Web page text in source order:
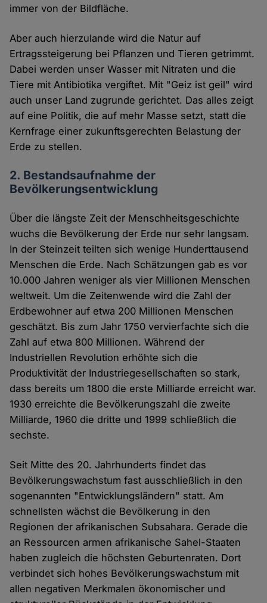
immer von der Bildfläche.
Aber auch hierzulande wird die Natur auf
Ertragssteigerung bei Pflanzen und Tieren getrimmt.
Dabei werden unser Wasser mit Nitraten und die
Tiere mit Antibiotika vergiftet. Mit "Geiz ist geil" wird
auch unser Land zugrunde gerichtet. Das alles zeigt
auf eine Politik, die auf mehr Masse setzt, statt die
Kernfrage einer zukunftsgerechten Belastung der
Erde zu stellen.
2. Bestandsaufnahme der
Bevölkerungsentwicklung
Über die längste Zeit der Menschheitsgeschichte
wuchs die Bevölkerung der Erde nur sehr langsam.
In der Steinzeit teilten sich wenige Hunderttausend
Menschen die Erde. Nach Schätzungen gab es vor
10.000 Jahren weniger als vier Millionen Menschen
weltweit. Um die Zeitenwende wird die Zahl der
Erdbewohner auf etwa 200 Millionen Menschen
geschätzt. Bis zum Jahr 1750 vervierfachte sich die
Zahl auf etwa 800 Millionen. Während der
Industriellen Revolution erhöhte sich die
Produktivität der Industriegesellschaften so stark,
dass bereits um 1800 die erste Milliarde erreicht war.
1930 erreichte die Bevölkerungszahl die zweite
Milliarde, 1960 die dritte und 1999 schließlich die
sechste.
Seit Mitte des 20. Jahrhunderts findet das
Bevölkerungswachstum fast ausschließlich in den
sogenannten "Entwicklungsländern" statt. Am
schnellsten wächst die Bevölkerung in den
Regionen der afrikanischen Subsahara. Gerade die
an Ressourcen armen afrikanische Sahel-Staaten
haben zugleich die höchsten Geburtenraten. Dort
verbindet sich hohes Bevölkerungswachstum mit
allen negativen Merkmalen ökonomischer und